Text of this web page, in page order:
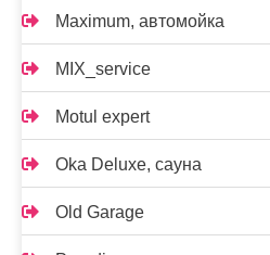
Maximum, автомойка
MIX_service
Motul expert
Oka Deluxe, сауна
Old Garage